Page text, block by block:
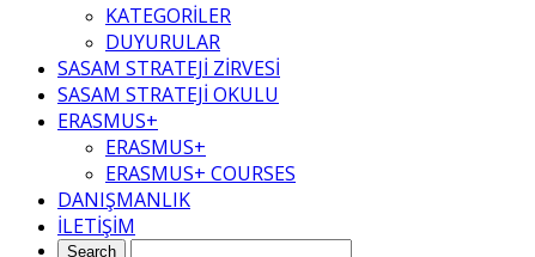
KATEGORİLER
DUYURULAR
SASAM STRATEJİ ZİRVESİ
SASAM STRATEJİ OKULU
ERASMUS+
ERASMUS+
ERASMUS+ COURSES
DANIŞMANLIK
İLETİŞİM